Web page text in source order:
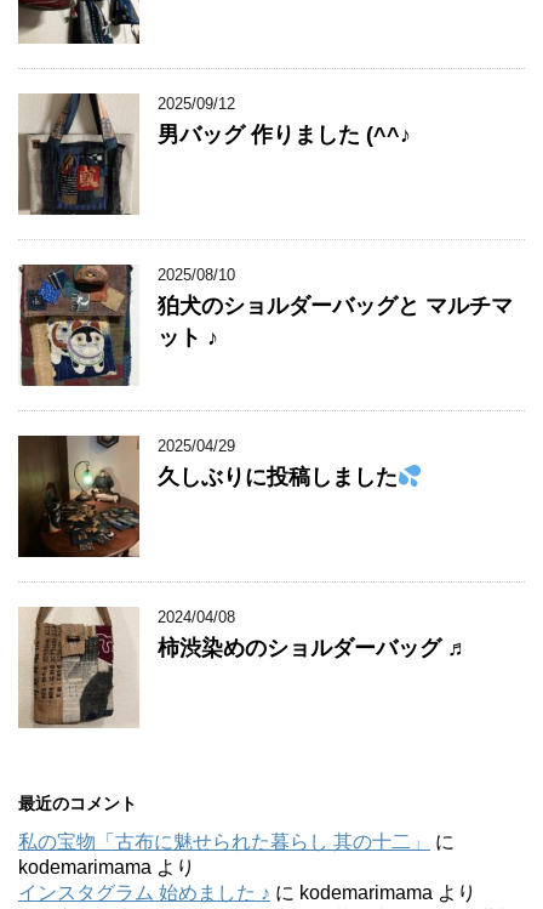
2025/09/12
男バッグ 作りました (^^♪
2025/08/10
狛犬のショルダーバッグと マルチマ
ット ♪
2025/04/29
久しぶりに投稿しました
2024/04/08
柿渋染めのショルダーバッグ ♬
最近のコメント
私の宝物「古布に魅せられた暮らし 其の十二」
に
kodemarimama より
インスタグラム 始めました ♪ に kodemarimama より